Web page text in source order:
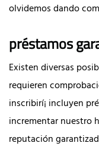
olvidemos dando
préstamos
Existen diversas
requieren
inscribirí¡ incluyen
incrementar nuestro
reputación